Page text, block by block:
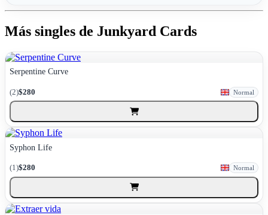
Más singles de Junkyard Cards
Serpentine Curve
(2)$280 Normal
Syphon Life
(1)$280 Normal